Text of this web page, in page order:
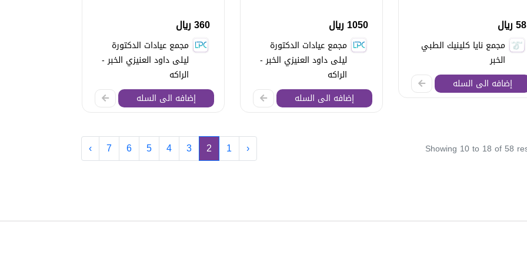
58 ريال
مجمع نايا كلينيك الطبي
الخبر
إضافه الى السله
1050 ريال
مجمع عيادات الدكتورة
ليلى داود العنيزي الخبر -
الراكه
إضافه الى السله
360 ريال
مجمع عيادات الدكتورة
ليلى داود العنيزي الخبر -
الراكه
إضافه الى السله
Showing 10to 18 of 58
‹
1
2
3
4
5
6
7
›